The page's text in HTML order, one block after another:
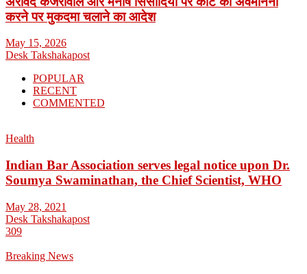
करने पर मुकदमा चलाने का आदेश
May 15, 2026
Desk Takshakapost
POPULAR
RECENT
COMMENTED
Health
Indian Bar Association serves legal notice upon Dr.
Soumya Swaminathan, the Chief Scientist, WHO
May 28, 2021
Desk Takshakapost
309
Breaking News